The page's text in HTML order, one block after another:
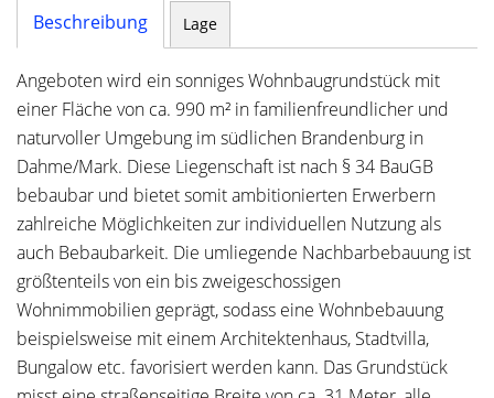
Beschreibung Lage
Angeboten wird ein sonniges Wohnbaugrundstück mit
einer Fläche von ca. 990 m² in familienfreundlicher und
naturvoller Umgebung im südlichen Brandenburg in
Dahme/Mark. Diese Liegenschaft ist nach § 34 BauGB
bebaubar und bietet somit ambitionierten Erwerbern
zahlreiche Möglichkeiten zur individuellen Nutzung als
auch Bebaubarkeit. Die umliegende Nachbarbebauung ist
größtenteils von ein bis zweigeschossigen
Wohnimmobilien geprägt, sodass eine Wohnbebauung
beispielsweise mit einem Architektenhaus, Stadtvilla,
Bungalow etc. favorisiert werden kann. Das Grundstück